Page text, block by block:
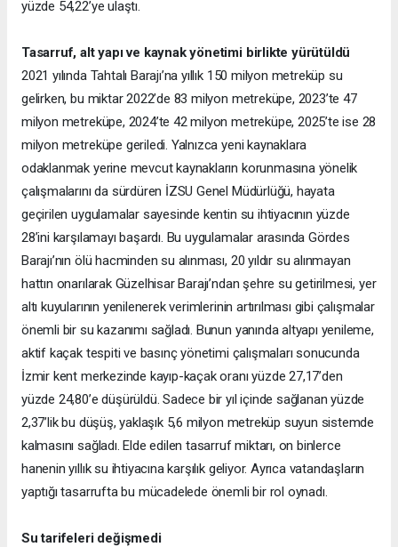
yüzde 54,22’ye ulaştı.
Tasarruf, alt yapı ve kaynak yönetimi birlikte yürütüldü
2021 yılında Tahtalı Barajı’na yıllık 150 milyon metreküp su
gelirken, bu miktar 2022’de 83 milyon metreküpe, 2023’te 47
milyon metreküpe, 2024’te 42 milyon metreküpe, 2025’te ise 28
milyon metreküpe geriledi. Yalnızca yeni kaynaklara
odaklanmak yerine mevcut kaynakların korunmasına yönelik
çalışmalarını da sürdüren İZSU Genel Müdürlüğü, hayata
geçirilen uygulamalar sayesinde kentin su ihtiyacının yüzde
28’ini karşılamayı başardı. Bu uygulamalar arasında Gördes
Barajı’nın ölü hacminden su alınması, 20 yıldır su alınmayan
hattın onarılarak Güzelhisar Barajı’ndan şehre su getirilmesi, yer
altı kuyularının yenilenerek verimlerinin artırılması gibi çalışmalar
önemli bir su kazanımı sağladı. Bunun yanında altyapı yenileme,
aktif kaçak tespiti ve basınç yönetimi çalışmaları sonucunda
İzmir kent merkezinde kayıp-kaçak oranı yüzde 27,17’den
yüzde 24,80’e düşürüldü. Sadece bir yıl içinde sağlanan yüzde
2,37’lik bu düşüş, yaklaşık 5,6 milyon metreküp suyun sistemde
kalmasını sağladı. Elde edilen tasarruf miktarı, on binlerce
hanenin yıllık su ihtiyacına karşılık geliyor. Ayrıca vatandaşların
yaptığı tasarrufta bu mücadelede önemli bir rol oynadı.
Su tarifeleri değişmedi